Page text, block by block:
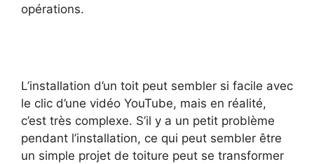
opérations.
L’installation d’un toit peut sembler si facile avec
le clic d’une vidéo YouTube, mais en réalité,
c’est très complexe. S’il y a un petit problème
pendant l’installation, ce qui peut sembler être
un simple projet de toiture peut se transformer